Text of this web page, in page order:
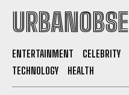
I
I've read and accept the
ENTERTAINMENT CELEBRITY
TECHNOLOGY
HEALTH